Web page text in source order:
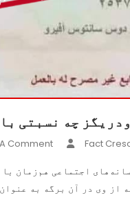
چه نسبتی
Fact
Comment
اجتماعی هم‌زمان
از وی در آن برگه به